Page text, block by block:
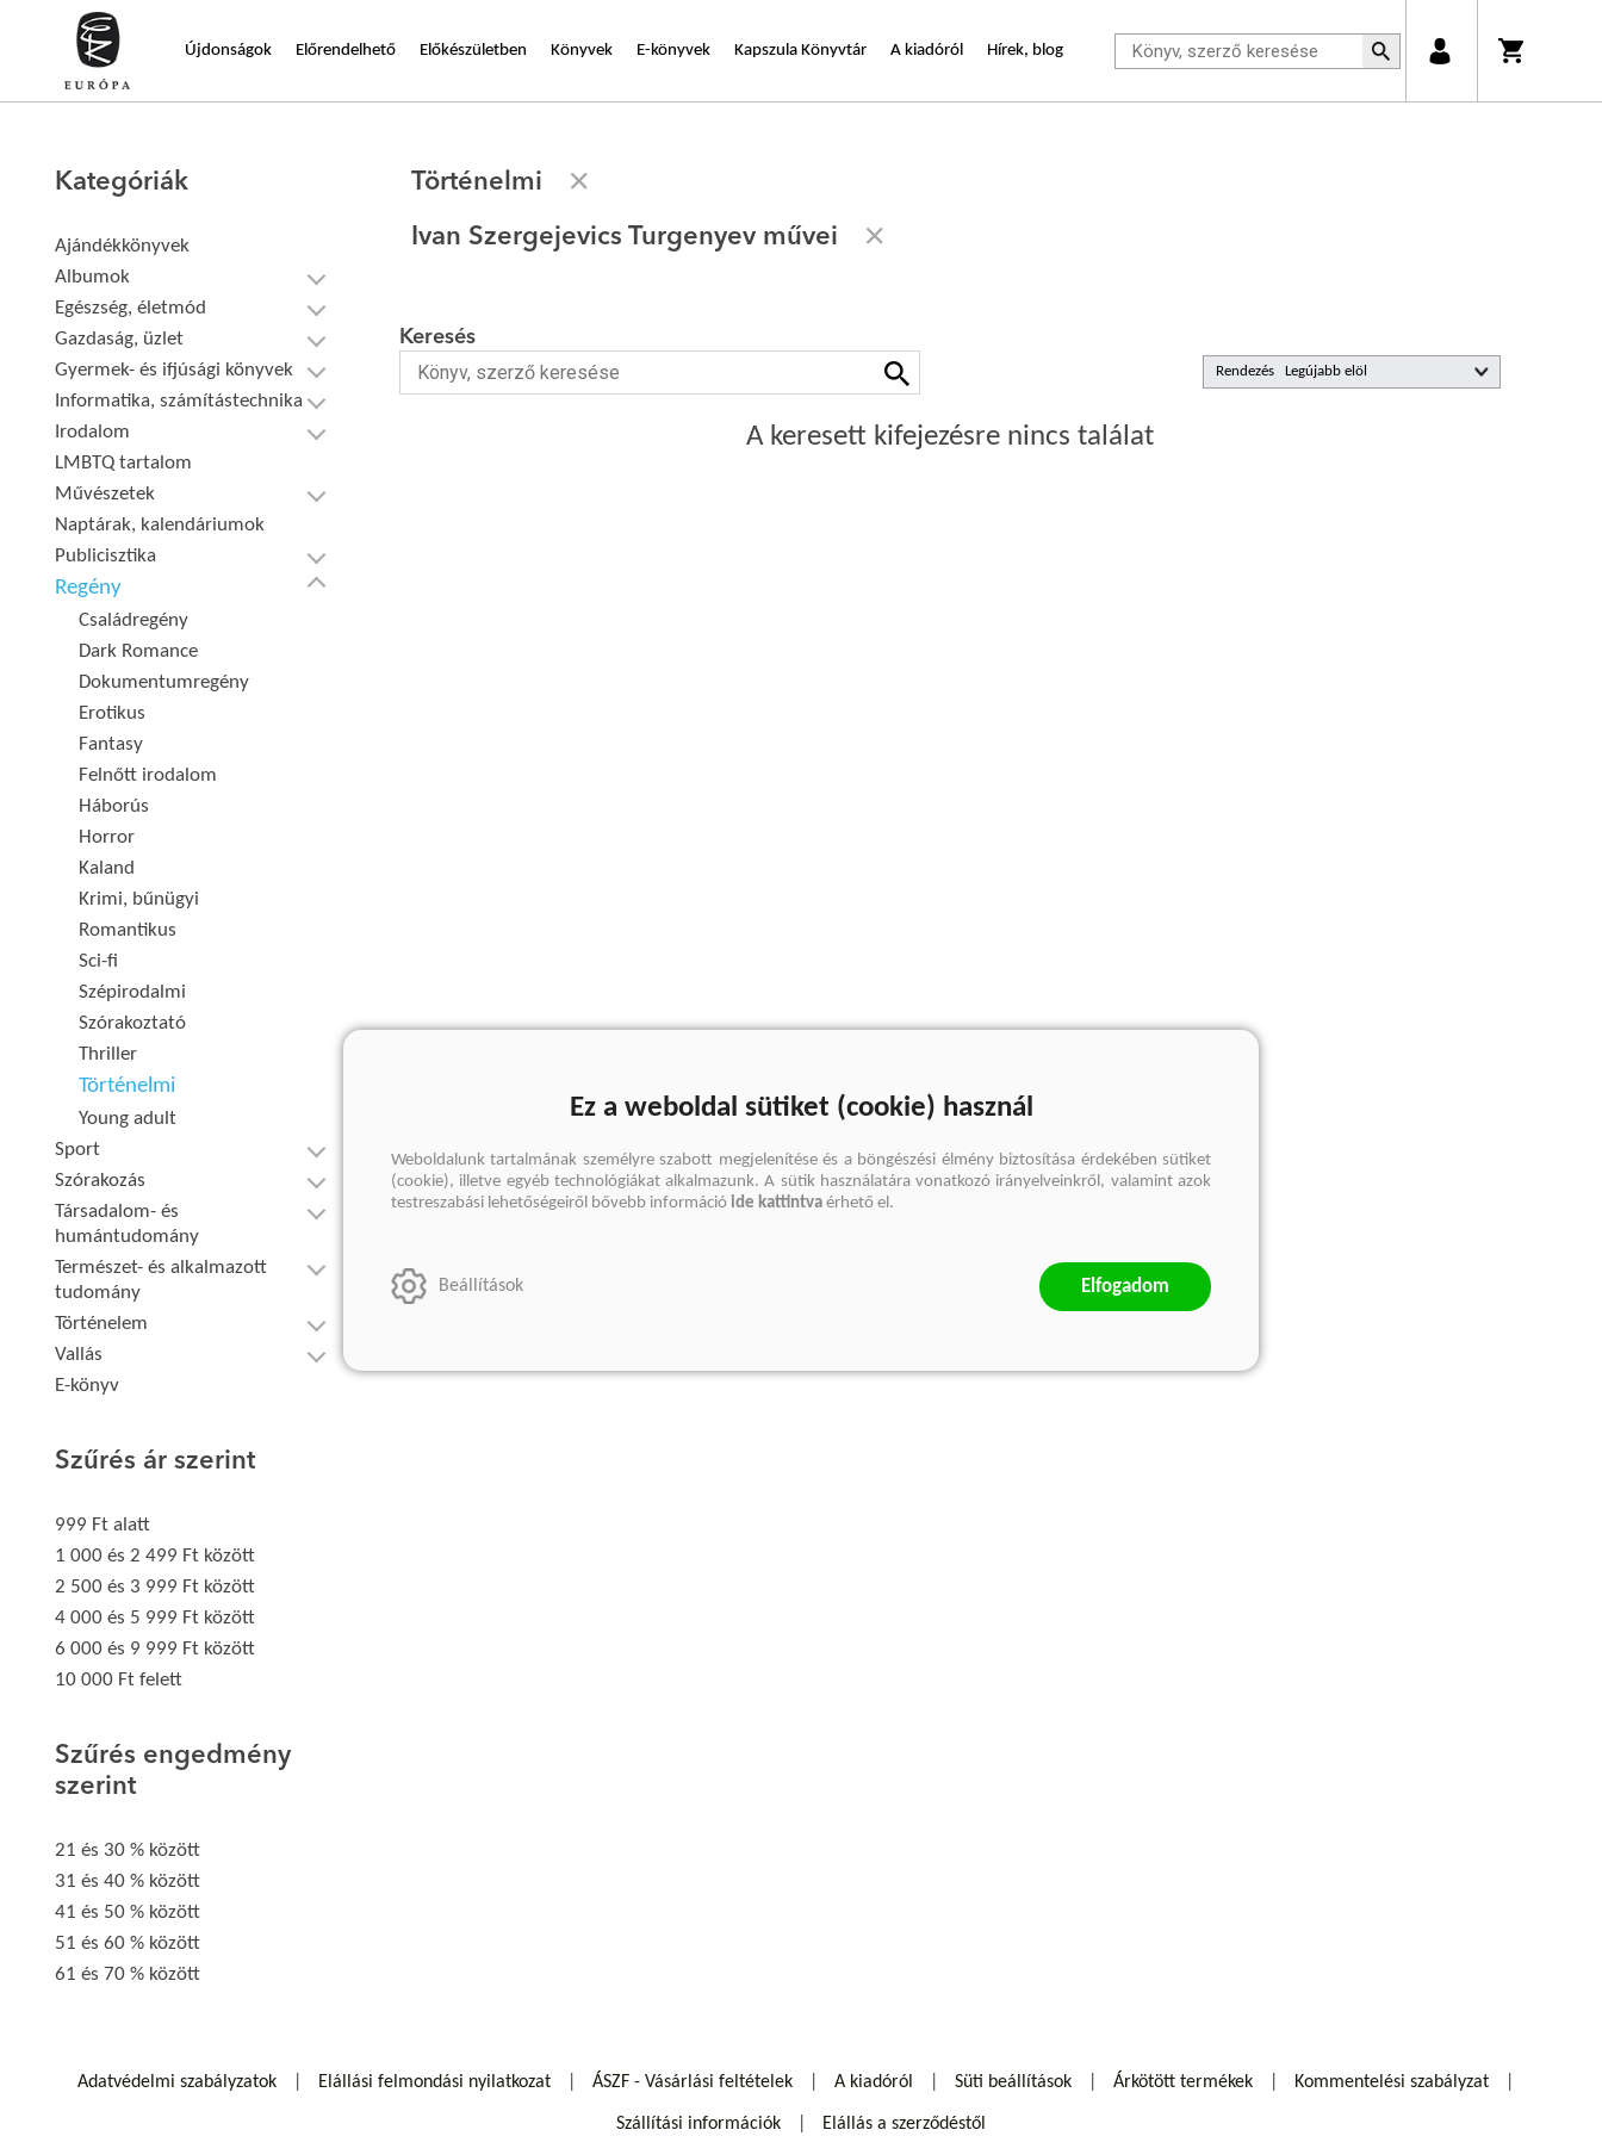
Újdonságok Előrendelhető Előkészületben Könyvek E-könyvek Kapszula Könyvtár A kiadóról Hírek, blog
Kategóriák
Ajándékkönyvek
Albumok
Egészség, életmód
Gazdaság, üzlet
Gyermek- és ifjúsági könyvek
Informatika, számítástechnika
Irodalom
LMBTQ tartalom
Művészetek
Naptárak, kalendáriumok
Publicisztika
Regény
Családregény
Dark Romance
Dokumentumregény
Erotikus
Fantasy
Felnőtt irodalom
Háborús
Horror
Kaland
Krimi, bűnügyi
Romantikus
Sci-fi
Szépirodalmi
Szórakoztató
Thriller
Történelmi
Young adult
Sport
Szórakozás
Társadalom- és
humántudomány
Természet- és alkalmazott
tudomány
Történelem
Vallás
E-könyv
Szűrés ár szerint
999 Ft alatt
1 000 és 2 499 Ft között
2 500 és 3 999 Ft között
4 000 és 5 999 Ft között
6 000 és 9 999 Ft között
10 000 Ft felett
Szűrés engedmény
szerint
21 és 30 % között
31 és 40 % között
41 és 50 % között
51 és 60 % között
61 és 70 % között
Történelmi
Ivan Szergejevics Turgenyev művei
Rendezés
Keresés
A keresett kifejezésre nincs találat
Adatvédelmi szabályzatok Elállási felmondási nyilatkozat ÁSZF - Vásárlási feltételek A kiadóról Süti beállítások Árkötött termékek Kommentelési szabályzat
Szállítási információk Elállás a szerződéstől
Ez a weboldal sütiket (cookie) használ
Weboldalunk tartalmának személyre szabott megjelenítése és a böngészési élmény biztosítása érdekében sütiket
(cookie), illetve egyéb technológiákat alkalmazunk. A sütik használatára vonatkozó irányelveinkről, valamint azok
testreszabási lehetőségeiről bővebb információ ide kattintva érhető el.
Beállítások Elfogadom